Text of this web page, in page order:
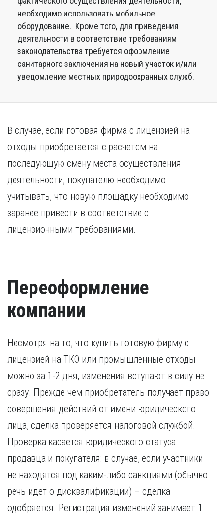
необходимо использовать мобильное
оборудование. Кроме того, для приведения
деятельности в соответствие требованиям
законодательства требуется оформление
санитарного заключения на новый участок и/или
уведомление местных природоохранных служб.
В случае, если готовая фирма с лицензией на
отходы приобретается с расчетом на
последующую смену места осуществления
деятельности, покупателю необходимо
учитывать, что новую площадку необходимо
заранее привести в соответствие с
лицензионными требованиями.
Переоформление
компании
Несмотря на то, что купить готовую фирму с
лицензией на ТКО или промышленные отходы
можно за 1-2 дня, изменения вступают в силу не
сразу. Прежде чем приобретатель получает право
совершения действий от имени юридического
лица, сделка проверяется налоговой службой.
Проверка касается юридического статуса
продавца и покупателя: в случае, если участники
не находятся под каким-либо санкциями (обычно
речь идет о дисквалификации) – сделка
одобряется. Регистрация изменений занимает 1